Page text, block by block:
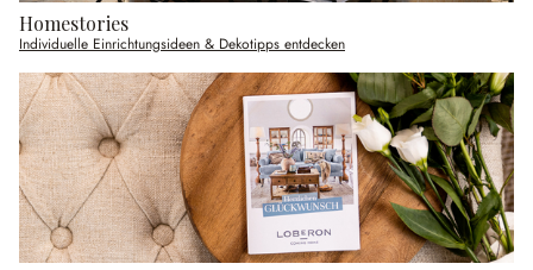
Homestories
Individuelle Einrichtungsideen & Dekotipps entdecken